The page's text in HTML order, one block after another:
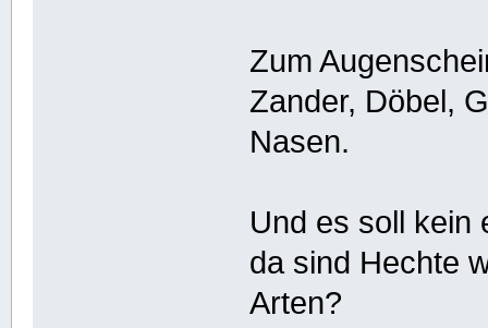
Zum
Zander, Döbel,
Nasen.
Und es soll kein
da sind Hechte
Arten?